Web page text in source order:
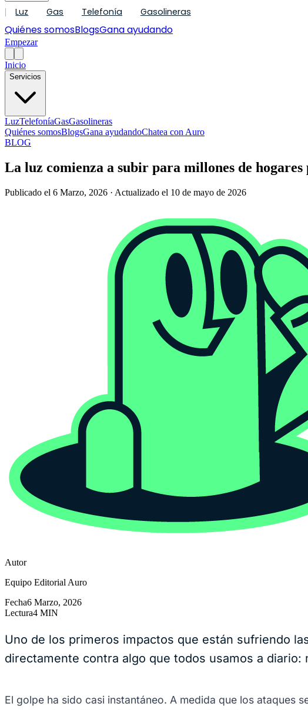
| Luz Gas Telefonía Gasolineras
Quiénes somosBlogsGana ayudando
Empezar
Inicio
Servicios
LuzTelefoníaGasGasolineras
Quiénes somosBlogsGana ayudandoChatea con Auro
BLOG
La luz comienza a subir para millones de
Publicado el 6 Marzo, 2026 · Actualizado el 10 de mayo de 2026
Autor
Equipo Editorial Auro
Fecha6 Marzo, 2026
Lectura4 MIN
Uno de los primeros impactos que están sufriendo
directamente contra algo que todos usamos a diario:
El golpe ha sido casi instantáneo. A medida que los ataques